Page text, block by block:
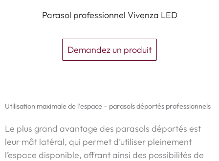
Parasol professionnel Vivenza LED
Demandez un produit
Utilisation maximale de l’espace – parasols déportés professionnels
Le plus grand avantage des parasols déportés est
leur mât latéral, qui permet d’utiliser pleinement
l’espace disponible, offrant ainsi des possibilités de